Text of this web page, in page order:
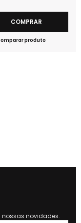
COMPRAR
produto
nossas novidades.